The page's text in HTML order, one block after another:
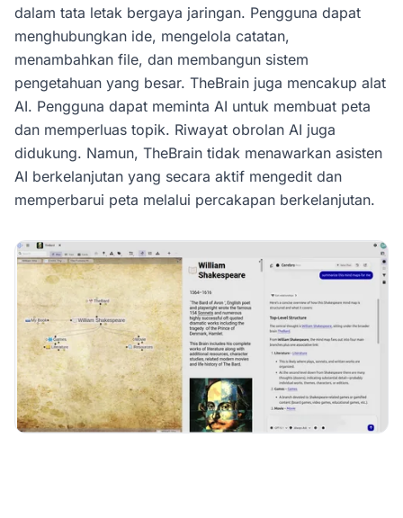
dalam tata letak bergaya jaringan. Pengguna dapat
menghubungkan ide, mengelola catatan,
menambahkan file, dan membangun sistem
pengetahuan yang besar. TheBrain juga mencakup alat
AI. Pengguna dapat meminta AI untuk membuat peta
dan memperluas topik. Riwayat obrolan AI juga
didukung. Namun, TheBrain tidak menawarkan asisten
AI berkelanjutan yang secara aktif mengedit dan
memperbarui peta melalui percakapan berkelanjutan.